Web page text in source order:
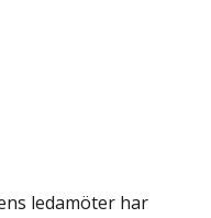
ledamöter har